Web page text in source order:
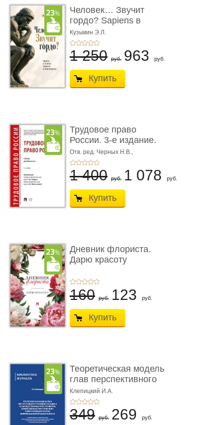
Человек… Звучит
гордо? Sapiens в
тенётах социума � ...
Кузьмин Э.Л.
1 250 руб. 963 руб.
Купить
Трудовое право
России. 3-е издание.
Учебник для ...
Отв. ред. Черных Н.В.,
Шестерякова И.В.
1 400 руб. 1 078 руб.
Купить
Дневник флориста.
Дарю красоту
160 руб. 123 руб.
Купить
Теоретическая модель
глав перспективного
УК о ...
Клепицкий И.А.
349 руб. 269 руб.